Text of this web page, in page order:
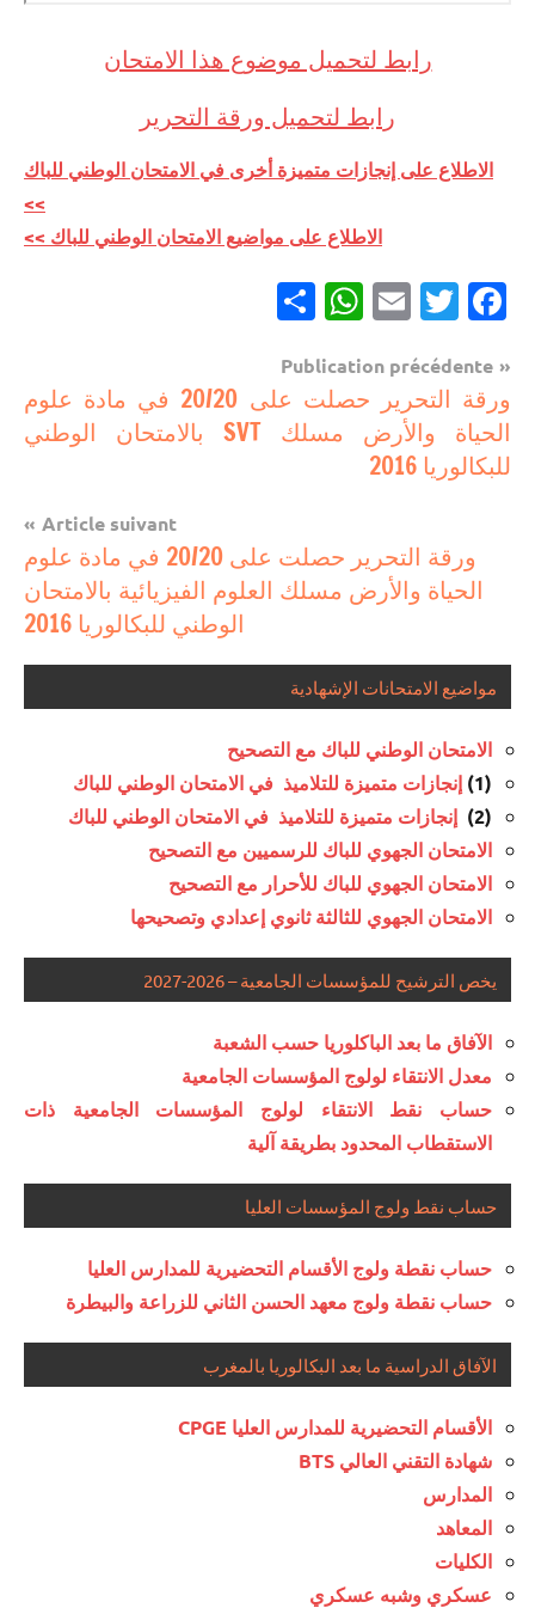
رابط لتحميل موضوع هذا الامتحان
رابط لتحميل ورقة التحرير
الاطلاع على إنجازات متميزة أخرى في الامتحان الوطني للباك
>>
الاطلاع على مواضيع الامتحان الوطني للباك >>
Facebook
Twitter
Email
WhatsApp
إنجازات
متميزة
في
الامتحان
للبكالوريا
لجميع
إنجازات
متميزة
الامتحان
الموحد
الوطني
للبكالوريا
مسلك
العلوم
الرياضية
Navigation
de
l’article
Publication précédente
ورقة التحرير حصلت على 20/20 في مادة علوم
الحياة والأرض مسلك SVT بالامتحان الوطني
للبكالوريا 2016
Article suivant
ورقة التحرير حصلت على 20/20 في مادة علوم
الحياة والأرض مسلك العلوم الفيزيائية بالامتحان
الوطني للبكالوريا 2016
مواضيع الامتحانات الإشهادية
الامتحان الوطني للباك مع التصحيح
(1)
إنجازات متميزة للتلاميذ في الامتحان الوطني للباك
(2)
إنجازات متميزة للتلاميذ في الامتحان الوطني للباك
الامتحان الجهوي للباك للرسميين مع التصحيح
الامتحان الجهوي للباك للأحرار مع التصحيح
الامتحان الجهوي للثالثة ثانوي إعدادي وتصحيحها
يخص الترشيح للمؤسسات الجامعية – 2026-2027
الآفاق ما بعد الباكلوريا حسب الشعبة
معدل الانتقاء لولوج المؤسسات الجامعية
حساب نقط الانتقاء لولوج المؤسسات الجامعية ذات
الاستقطاب المحدود بطريقة آلية
حساب نقط ولوج المؤسسات العليا
حساب نقطة ولوج الأقسام التحضيرية للمدارس العليا
حساب نقطة ولوج معهد الحسن الثاني للزراعة والبيطرة
الآفاق الدراسية ما بعد البكالوريا بالمغرب
الأقسام التحضيرية للمدارس العليا CPGE
شهادة التقني العالي BTS
المدارس
المعاهد
الكليات
عسكري وشبه عسكري